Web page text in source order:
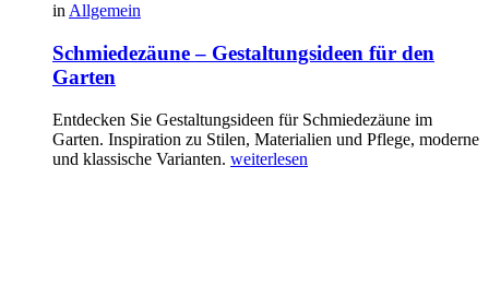
in Allgemein
Schmiedezäune – Gestaltungsideen für den
Garten
Entdecken Sie Gestaltungsideen für Schmiedezäune im
Garten. Inspiration zu Stilen, Materialien und Pflege, moderne
und klassische Varianten. weiterlesen